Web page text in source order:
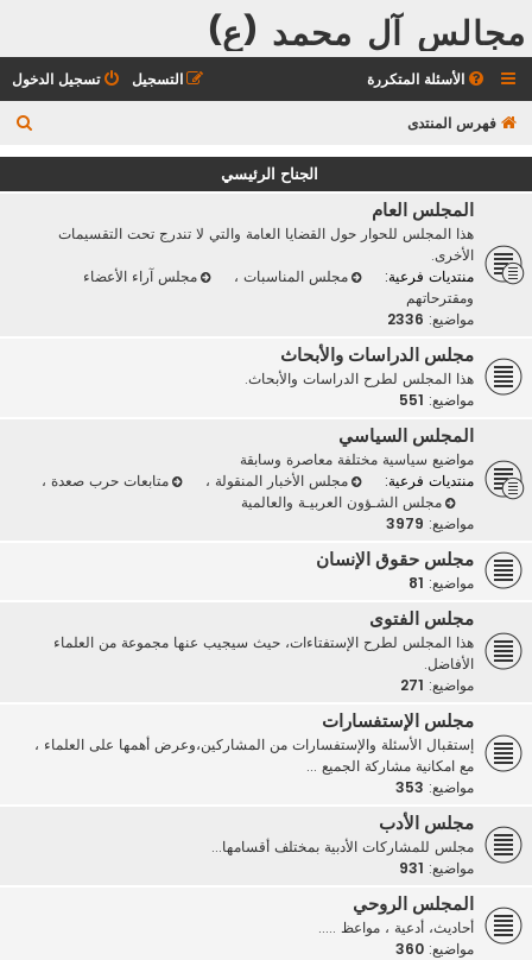
مجالس آل محمد (ع)
الأسئلة المتكررة تسجيل الدخول التسجيل
فهرس المنتدى
ح
الجناح الرئيسي
المجلس العام
هذا المجلس للحوار حول القضايا العامة والتي لا تندرج تحت التقسيمات
الأخرى.
منتديات فرعية:
مجلس المناسبات ،
مجلس آراء الأعضاء
ومقترحاتهم
مواضيع: 2336
مجلس الدراسات والأبحاث
هذا المجلس لطرح الدراسات والأبحاث.
مواضيع: 551
المجلس السياسي
مواضيع سياسية مختلفة معاصرة وسابقة
منتديات فرعية:
مجلس الأخبار المنقولة ، متابعات حرب صعدة ،
مجلس الشـؤون العربيـة والعالمية
مواضيع: 3979
مجلس حقوق الإنسان
مواضيع: 81
مجلس الفتوى
هذا المجلس لطرح الإستفتاءات، حيث سيجيب عنها مجموعة من العلماء
الأفاضل.
مواضيع: 271
مجلس الإستفسارات
إستقبال الأسئلة والإستفسارات من المشاركين،وعرض أهمها على العلماء ،
مع امكانية مشاركة الجميع ...
مواضيع: 353
مجلس الأدب
مجلس للمشاركات الأدبية بمختلف أقسامها...
مواضيع: 931
المجلس الروحي
أحاديث، أدعية ، مواعظ .....
مواضيع: 360